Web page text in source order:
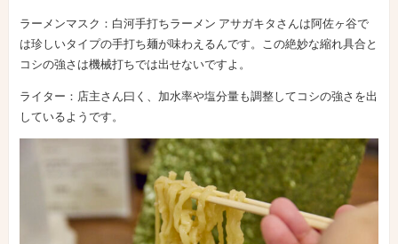
ラーメンマスク：白河手打ちラーメン アサガキタさんは阿佐ヶ谷で
は珍しいタイプの手打ち麺が味わえるんです。この絶妙な縮れ具合と
コシの強さは機械打ちでは出せないですよ。
ライター：店主さん曰く、加水率や塩分量も調整してコシの強さを出
しているようです。